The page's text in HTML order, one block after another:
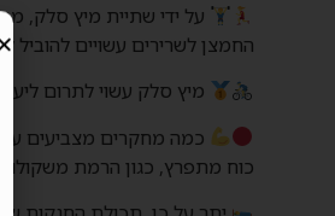
על ידי שתיית מיץ סלק,
החמצן לשרירים עשויים להוביל
מיץ סלק עשוי לתרום
כמה מחקרים מצביעים על
כוח מתפרץ, כגון הרמת